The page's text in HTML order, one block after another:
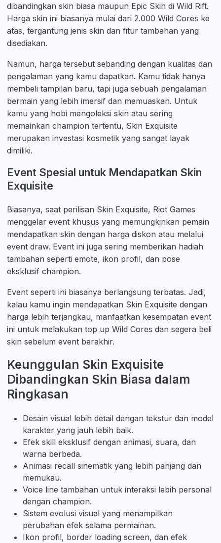
dibandingkan skin biasa maupun Epic Skin di Wild Rift.
Harga skin ini biasanya mulai dari 2.000 Wild Cores ke
atas, tergantung jenis skin dan fitur tambahan yang
disediakan.
Namun, harga tersebut sebanding dengan kualitas dan
pengalaman yang kamu dapatkan. Kamu tidak hanya
membeli tampilan baru, tapi juga sebuah pengalaman
bermain yang lebih imersif dan memuaskan. Untuk
kamu yang hobi mengoleksi skin atau sering
memainkan champion tertentu, Skin Exquisite
merupakan investasi kosmetik yang sangat layak
dimiliki.
Event Spesial untuk Mendapatkan Skin
Exquisite
Biasanya, saat perilisan Skin Exquisite, Riot Games
menggelar event khusus yang memungkinkan pemain
mendapatkan skin dengan harga diskon atau melalui
event draw. Event ini juga sering memberikan hadiah
tambahan seperti emote, ikon profil, dan pose
eksklusif champion.
Event seperti ini biasanya berlangsung terbatas. Jadi,
kalau kamu ingin mendapatkan Skin Exquisite dengan
harga lebih terjangkau, manfaatkan kesempatan event
ini untuk melakukan top up Wild Cores dan segera beli
skin sebelum event berakhir.
Keunggulan Skin Exquisite
Dibandingkan Skin Biasa dalam
Ringkasan
Desain visual lebih detail dengan tekstur dan model
karakter yang jauh lebih baik.
Efek skill eksklusif dengan animasi, suara, dan
warna berbeda.
Animasi recall sinematik yang lebih panjang dan
memukau.
Voice line tambahan untuk interaksi lebih personal
dengan champion.
Sistem evolusi visual yang menampilkan
perubahan efek selama permainan.
Ikon profil, border loading screen, dan efek